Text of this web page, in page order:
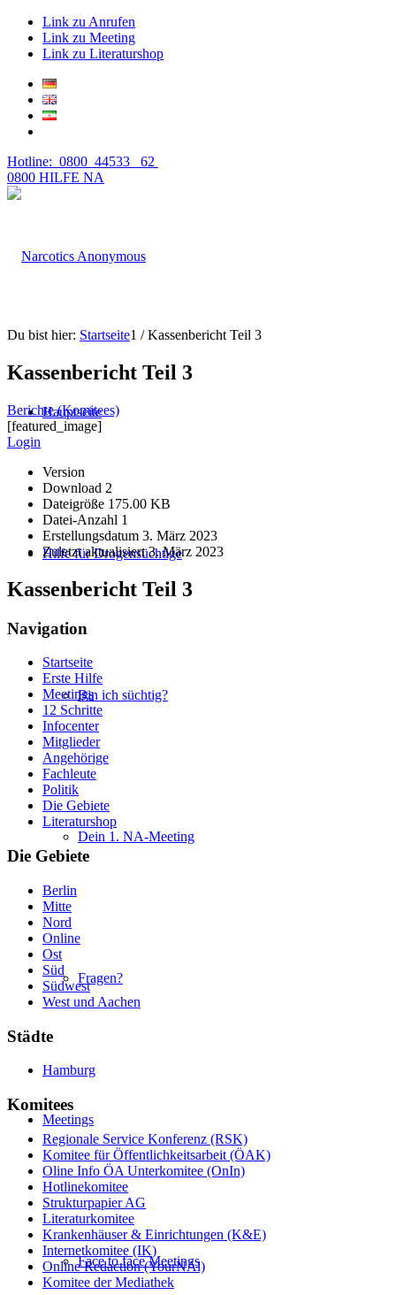
Link zu Anrufen
Link zu Meeting
Link zu Literaturshop
Hotline: 0800 44533 62
0800 HILFE NA
Hauptseite
Hilfe für Drogensüchtige
Bin ich süchtig?
Dein 1. NA-Meeting
Fragen?
Meetings
Face to face Meetings
Du bist hier: Startseite1 / Kassenbericht Teil 3
Kassenbericht Teil 3
Berichte (Komitees)
[featured_image]
Login
Version
Download 2
Dateigröße 175.00 KB
Datei-Anzahl 1
Erstellungsdatum 3. März 2023
Zuletzt aktualisiert3. März 2023
Kassenbericht Teil 3
Navigation
Startseite
Erste Hilfe
Meetings
12 Schritte
Infocenter
Mitglieder
Angehörige
Fachleute
Politik
Die Gebiete
Literaturshop
Die Gebiete
Berlin
Mitte
Nord
Online
Ost
Süd
Südwest
West und Aachen
Städte
Hamburg
Komitees
Regionale Service Konferenz (RSK)
Komitee für Öffentlichkeitsarbeit (ÖAK)
Oline Info ÖA Unterkomitee (OnIn)
Hotlinekomitee
Strukturpapier AG
Literaturkomitee
Krankenhäuser & Einrichtungen (K&E)
Internetkomitee (IK)
Online Redaction (YourNAl)
Komitee der Mediathek